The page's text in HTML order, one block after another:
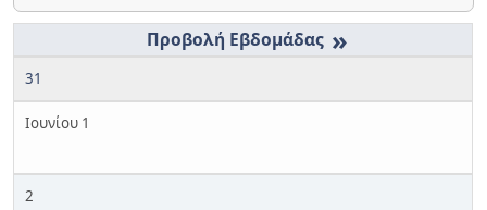
»
31
Ιουνίου 1
2